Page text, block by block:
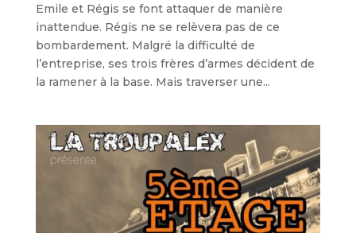
Emile et Régis se font attaquer de manière
inattendue. Régis ne se relèvera pas de ce
bombardement. Malgré la difficulté de
l’entreprise, ses trois frères d’armes décident de
la ramener à la base. Mais traverser une...